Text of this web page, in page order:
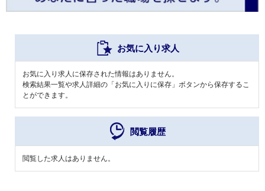
お気に入り求人
お気に入り求人に保存された情報はありません。
検索結果一覧や求人詳細の「お気に入りに保存」ボタンから保存するこ
とができます。
閲覧履歴
閲覧した求人はありません。